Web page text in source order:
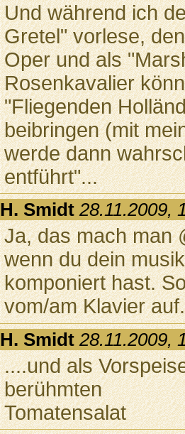
Und während ich
Gretel" vorlese,
Oper und als
Rosenkavalier
"Fliegenden
beibringen (mit
werde dann
entführt"...
H. Smidt 28.11.2009,
Ja, das mach man
wenn du dein
komponiert hast.
vom/am Klavier auf.
H. Smidt 28.11.2009,
....und als
berühmten
Tomatensalat